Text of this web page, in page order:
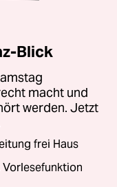
Blick
macht und
werden. Jetzt
frei Haus